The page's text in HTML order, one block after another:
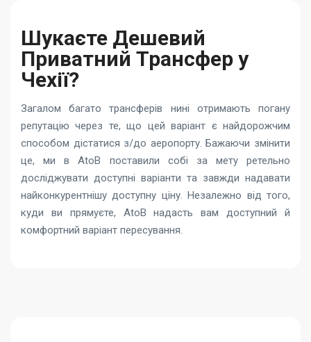
Шукаєте Дешевий
Приватний Трансфер у
Чехії?
Загалом багато трансферів нині отримають погану
репутацію через те, що цей варіант є найдорожчим
способом дістатися з/до аеропорту. Бажаючи змінити
це, ми в AtoB поставили собі за мету ретельно
досліджувати доступні варіанти та завжди надавати
найконкурентнішу доступну ціну. Незалежно від того,
куди ви прямуєте, AtoB надасть вам доступний й
комфортний варіант пересування.